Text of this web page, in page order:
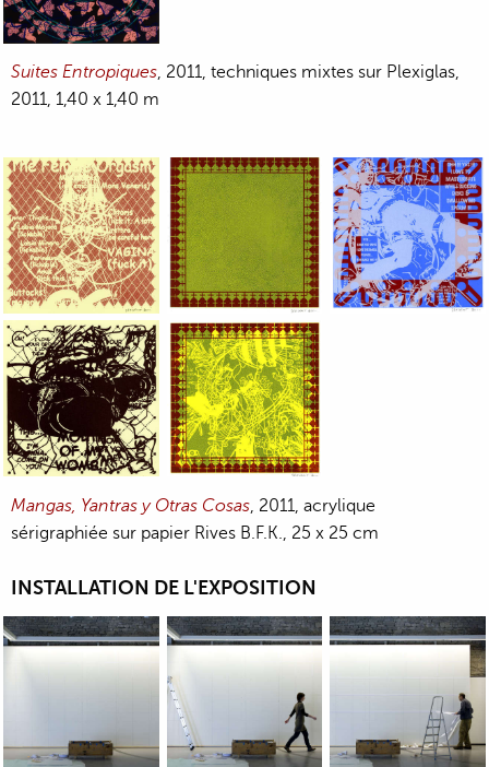
Suites Entropiques, 2011, techniques mixtes sur Plexiglas,
2011, 1,40 x 1,40 m
Mangas, Yantras y Otras Cosas , 2011, acrylique
sérigraphiée sur papier Rives B.F.K., 25 x 25 cm
INSTALLATION DE L'EXPOSITION